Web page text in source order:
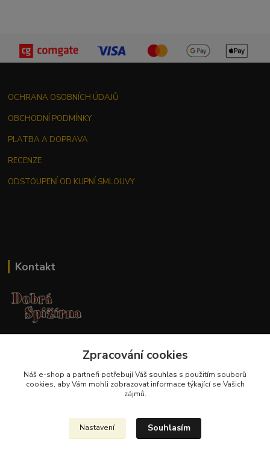
OCHRANA OSOBNÍCH ÚDAJŮ
OBCHODNÍ PODMÍNKY
PLATBA A DOPRAVA
RECENZE
ODSTOUPENÍ OD KUPNÍ SMLOUVY
Kontakt
+420 737 551 994
obchod@dobraspizirna.cz
Zpracování cookies
Náš e-shop a partneři potřebují Váš souhlas s použitím souborů
cookies, aby Vám mohli zobrazovat informace týkající se Vašich
zájmů.
Nastavení Souhlasím